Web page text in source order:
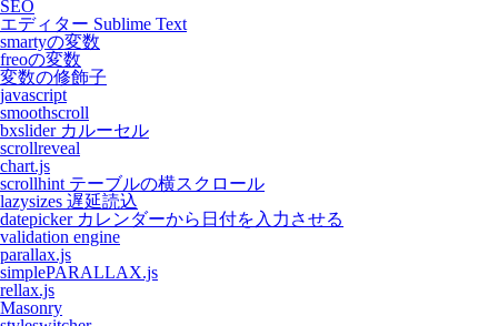
SEO
エディター Sublime Text
smartyの変数
freoの変数
変数の修飾子
javascript
smoothscroll
bxslider カルーセル
scrollreveal
chart.js
scrollhint テーブルの横スクロール
lazysizes 遅延読込
datepicker カレンダーから日付を入力させる
validation engine
parallax.js
simplePARALLAX.js
rellax.js
Masonry